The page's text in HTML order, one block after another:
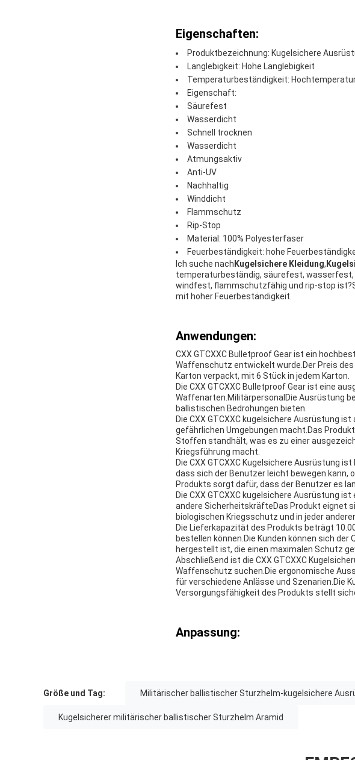
Eigenschaften:
Produktbezeichnung: Kugelsichere
Langlebigkeit: Hohe Langlebigkeit
Temperaturbeständigkeit:
Eigenschaft:
Säurefest
Wasserdicht
Schnell trocknen
Wasserdicht
Atmungsaktiv
Anti-UV
Nachhaltig
Winddicht
Flammschutz
Rip-Stop
Material: 100% Polyesterfaser
Feuerbeständigkeit: hohe
Ich suche nach Kugelsichere Kleidung,
temperaturbeständig, säurefest,
windfest, flammschutzfähig und rip-stop
mit hoher Feuerbeständigkeit.
Anwendungen:
CXX GTCXXC Bulletproof Gear ist ein
Waffenschutz entwickelt wurde.Der Preis
Karton verpackt, mit 6 Stück in jedem Karton.
Die CXX GTCXXC Bulletproof Gear ist eine
Waffenarten.MilitärpersonalDie Ausrüstung
ballistischen Bedrohungen bieten.
Die CXX GTCXXC kugelsichere Ausrüstung
gefährlichen Umgebungen macht.Das
Stoffen standhält, was es zu einer
Kriegsführung macht.
Die CXX GTCXXC Kugelsichere Ausrüstung
dass sich der Benutzer leicht bewegen kann,
Produkts sorgt dafür, dass der Benutzer es
Die CXX GTCXXC kugelsichere Ausrüstung
andere SicherheitskräfteDas Produkt eignet
biologischen Kriegsschutz und in jeder
Die Lieferkapazität des Produkts beträgt
bestellen können.Die Kunden können sich
hergestellt ist, die einen maximalen Schutz
Abschließend ist die CXX GTCXXC
Waffenschutz suchen.Die ergonomische
für verschiedene Anlässe und Szenarien.Die
Versorgungsfähigkeit des Produkts stellt
Anpassung:
Größe und Tag: Militärischer ballistischer Sturzhelm-kugelsichere
Kugelsicherer militärischer ballistischer Sturzhelm Aramid